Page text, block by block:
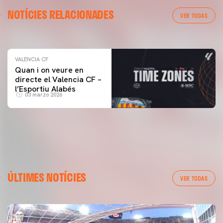
NOTÍCIES RELACIONADES VER TODAS
ENTRENAMENT DEL VALENCIA CF 04/03/26
VALENCIA CF
Quan i on veure en
directe el Valencia CF –
l’Esportiu Alabés
03 marzo 2026
ÚLTIMES NOTÍCIES VER TODAS